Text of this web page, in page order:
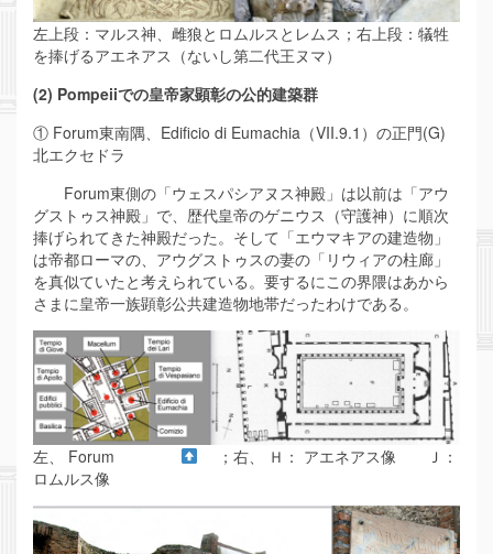
左上段：マルス神、雌狼とロムルスとレムス；右上段：犠牲
を捧げるアエネアス（ないし第二代王ヌマ）
(2) Pompeiiでの皇帝家顕彰の公的建築群
① Forum東南隅、Edificio di Eumachia（VII.9.1）の正門(G)
北エクセドラ
Forum東側の「ウェスパシアヌス神殿」は以前は「アウ
グストゥス神殿」で、歴代皇帝のゲニウス（守護神）に順次
捧げられてきた神殿だった。そして「エウマキアの建造物」
は帝都ローマの、アウグストゥスの妻の「リウィアの柱廊」
を真似ていたと考えられている。要するにこの界隈はあから
さまに皇帝一族顕彰公共建造物地帯だったわけである。
左、 Forum
；右、 Ｈ： アエネアス像 Ｊ：
ロムルス像